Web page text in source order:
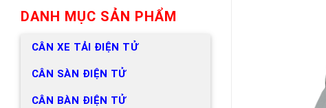
DANH MỤC SẢN PHẨM
CÂN XE TẢI ĐIỆN TỬ
CÂN SÀN ĐIỆN TỬ
CÂN BÀN ĐIỆN TỬ